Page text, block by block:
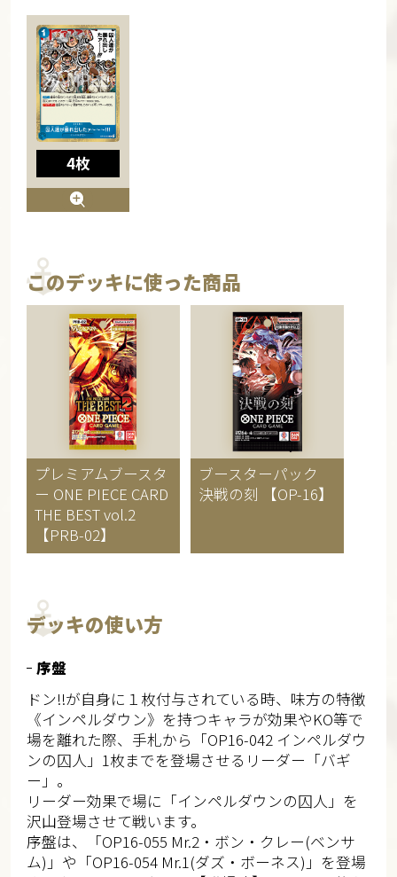
4枚
このデッキに使った商品
プレミアムブースタ
ー ONE PIECE CARD
THE BEST vol.2
【PRB-02】
ブースターパック
決戦の刻 【OP-16】
デッキの使い方
序盤
ドン!!が自身に１枚付与されている時、味方の特徴
《インペルダウン》を持つキャラが効果やKO等で
場を離れた際、手札から「OP16-042 インペルダウ
ンの囚人」1枚までを登場させるリーダー「バギ
ー」。
リーダー効果で場に「インペルダウンの囚人」を
沢山登場させて戦います。
序盤は、「OP16-055 Mr.2・ボン・クレー(ベンサ
ム)」や「OP16-054 Mr.1(ダズ・ボーネス)」を登場